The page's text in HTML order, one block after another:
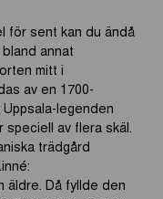
för sent kan du ändå
annat
mitt i
av en 1700-
legenden
speciell av flera skäl.
trädgård
Då fyllde den